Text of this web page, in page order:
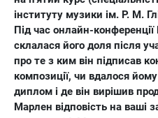
інституту музики ім. Р. М.
Під час онлайн-
склалася його доля після
про те з ким він підписав
композиції, чи вдалося
диплом і де він вирішив
Марлен відповість на ваші